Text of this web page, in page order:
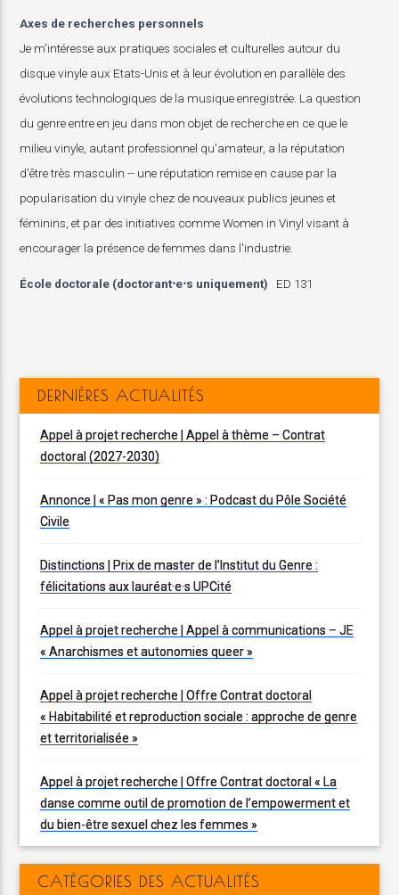
Axes de recherches personnels
Je m'intéresse aux pratiques sociales et culturelles autour du
disque vinyle aux Etats-Unis et à leur évolution en parallèle des
évolutions technologiques de la musique enregistrée. La question
du genre entre en jeu dans mon objet de recherche en ce que le
milieu vinyle, autant professionnel qu'amateur, a la réputation
d'être très masculin -- une réputation remise en cause par la
popularisation du vinyle chez de nouveaux publics jeunes et
féminins, et par des initiatives comme Women in Vinyl visant à
encourager la présence de femmes dans l'industrie.
École doctorale (doctorant⋅e⋅s uniquement) ED 131
DERNIÈRES ACTUALITÉS
Appel à projet recherche | Appel à thème – Contrat
doctoral (2027-2030)
Annonce | « Pas mon genre » : Podcast du Pôle Société
Civile
Distinctions | Prix de master de l’Institut du Genre :
félicitations aux lauréat·e·s UPCité
Appel à projet recherche | Appel à communications – JE
« Anarchismes et autonomies queer »
Appel à projet recherche | Offre Contrat doctoral
« Habitabilité et reproduction sociale : approche de genre
et territorialisée »
Appel à projet recherche | Offre Contrat doctoral « La
danse comme outil de promotion de l’empowerment et
du bien-être sexuel chez les femmes »
CATÉGORIES DES ACTUALITÉS